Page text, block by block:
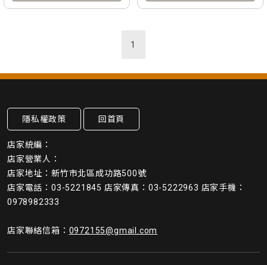
1
隱私權政策 回首頁
店家統編：
店家營業人：
店家地址：新竹市北區成功路500號
店家電話：03-5221845 店家傳真：03-5222963 店家手機：
0978982333
店家聯絡信箱： 0972155@gmail.com